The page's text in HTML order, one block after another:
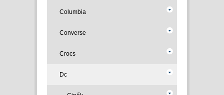
Columbia
Converse
Crocs
Dc